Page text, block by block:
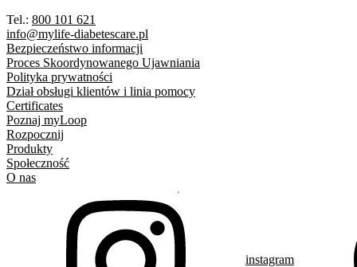
Tel.: 800 101 621
info@mylife-diabetescare.pl
Bezpieczeństwo informacji
Proces Skoordynowanego Ujawniania
Polityka prywatności
Dział obsługi klientów i linia pomocy
Certificates
Poznaj myLoop
Rozpocznij
Produkty
Społeczność
O nas
instagram